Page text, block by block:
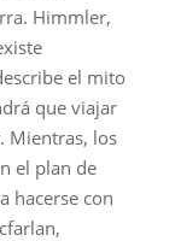
Himmler,
el mito
que viajar
Mientras, los
el plan de
hacerse con